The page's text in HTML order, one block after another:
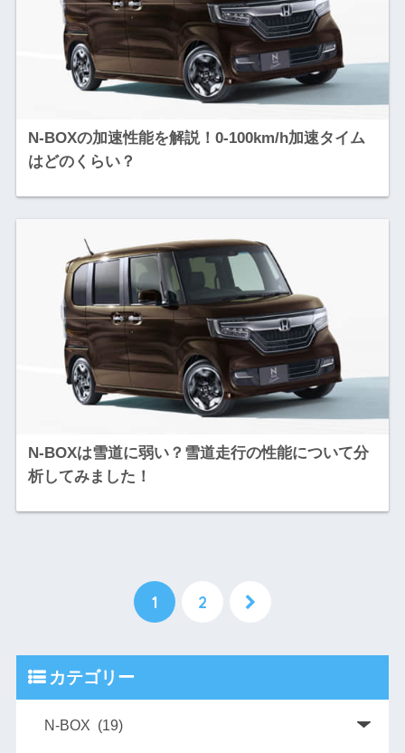
N-BOXの加速性能を解説！0-100km/h加速タイム
はどのくらい？
N-BOXは雪道に弱い？雪道走行の性能について分
析してみました！
1 2
カテゴリー